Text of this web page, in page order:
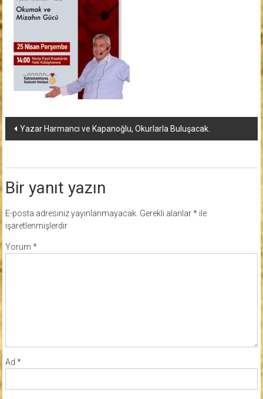
Yazı
Yazar Harmancı ve Kapanoğlu, Okurlarla Buluşacak.
Bir yanıt yazın
E-posta adresiniz yayınlanmayacak. Gerekli alanlar*ile
işaretlenmişlerdir
Yorum *
Ad *